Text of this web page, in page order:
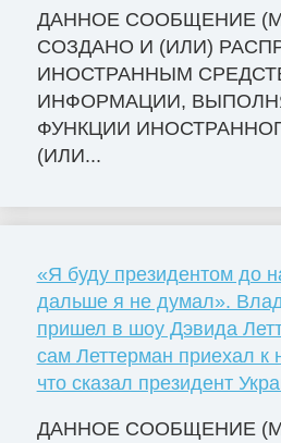
ДАННОЕ СООБЩЕНИЕ
СОЗДАНО И (ИЛИ)
ИНОСТРАННЫМ
ИНФОРМАЦИИ,
ФУНКЦИИ
(ИЛИ...
«Я буду президентом до
дальше я не думал».
пришел в шоу Дэвида
сам Леттерман приехал к
что сказал президент
ДАННОЕ СООБЩЕНИЕ